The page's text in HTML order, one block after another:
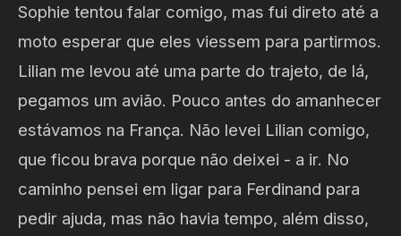
Sophie tentou falar comigo, mas fui direto até a
moto esperar que eles viessem para partirmos.
Lilian me levou até uma parte do trajeto, de lá,
pegamos um avião. Pouco antes do amanhecer
estávamos na França. Não levei Lilian comigo,
que ficou brava porque não deixei - a ir. No
caminho pensei em ligar para Ferdinand para
pedir ajuda, mas não havia tempo, além disso,